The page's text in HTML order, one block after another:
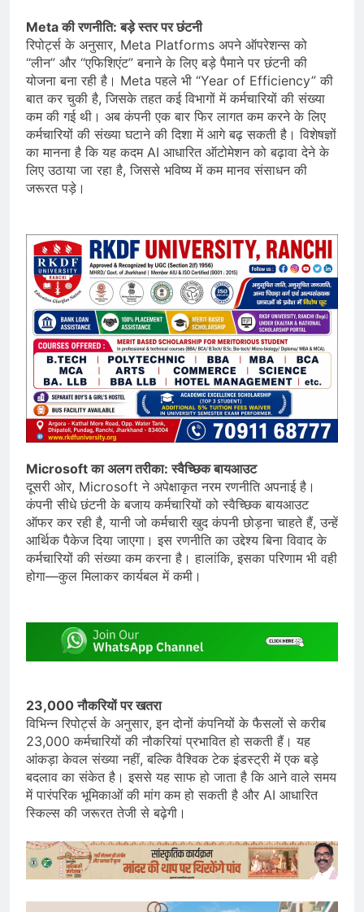
Meta की रणनीति: बड़े स्तर पर छंटनी
रिपोर्ट्स के अनुसार, Meta Platforms अपने ऑपरेशन्स को
“लीन” और “एफिशिएंट” बनाने के लिए बड़े पैमाने पर छंटनी की
योजना बना रही है। Meta पहले भी “Year of Efficiency” की
बात कर चुकी है, जिसके तहत कई विभागों में कर्मचारियों की संख्या
कम की गई थी। अब कंपनी एक बार फिर लागत कम करने के लिए
कर्मचारियों की संख्या घटाने की दिशा में आगे बढ़ सकती है। विशेषज्ञों
का मानना है कि यह कदम AI आधारित ऑटोमेशन को बढ़ावा देने के
लिए उठाया जा रहा है, जिससे भविष्य में कम मानव संसाधन की
जरूरत पड़े।
Microsoft का अलग तरीका: स्वैच्छिक बायआउट
दूसरी ओर, Microsoft ने अपेक्षाकृत नरम रणनीति अपनाई है।
कंपनी सीधे छंटनी के बजाय कर्मचारियों को स्वैच्छिक बायआउट
ऑफर कर रही है, यानी जो कर्मचारी खुद कंपनी छोड़ना चाहते हैं, उन्हें
आर्थिक पैकेज दिया जाएगा। इस रणनीति का उद्देश्य बिना विवाद के
कर्मचारियों की संख्या कम करना है। हालांकि, इसका परिणाम भी वही
होगा—कुल मिलाकर कार्यबल में कमी।
23,000 नौकरियों पर खतरा
विभिन्न रिपोर्ट्स के अनुसार, इन दोनों कंपनियों के फैसलों से करीब
23,000 कर्मचारियों की नौकरियां प्रभावित हो सकती हैं। यह
आंकड़ा केवल संख्या नहीं, बल्कि वैश्विक टेक इंडस्ट्री में एक बड़े
बदलाव का संकेत है। इससे यह साफ हो जाता है कि आने वाले समय
में पारंपरिक भूमिकाओं की मांग कम हो सकती है और AI आधारित
स्किल्स की जरूरत तेजी से बढ़ेगी।